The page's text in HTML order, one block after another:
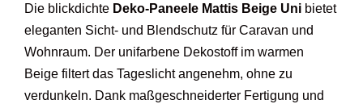
Die blickdichte Deko-Paneele Mattis Beige Uni bietet
eleganten Sicht- und Blendschutz für Caravan und
Wohnraum. Der unifarbene Dekostoff im warmen
Beige filtert das Tageslicht angenehm, ohne zu
verdunkeln. Dank maßgeschneiderter Fertigung und